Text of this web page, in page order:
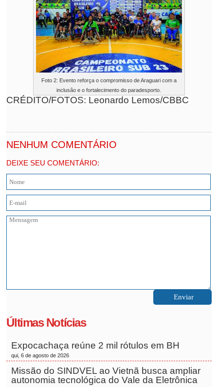
Foto 2: Evento reforça o compromisso de Araguari com a
inclusão e o fortalecimento do paradesporto.
CRÉDITO/FOTOS: Leonardo Lemos/CBBC
NENHUM COMENTÁRIO
DEIXE SEU COMENTÁRIO:
Últimas Notícias
Expocachaça reúne 2 mil rótulos em BH
qui, 6 de agosto de 2026
Missão do SINDVEL ao Vietnã busca ampliar
autonomia tecnológica do Vale da Eletrônica